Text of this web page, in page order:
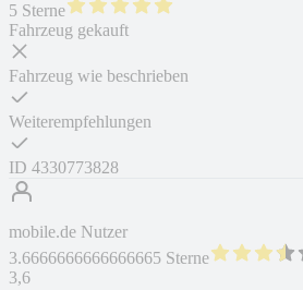
5 Sterne
Fahrzeug gekauft
Fahrzeug wie beschrieben
Weiterempfehlungen
ID 4330773828
mobile.de Nutzer
3.6666666666666665 Sterne
3,6